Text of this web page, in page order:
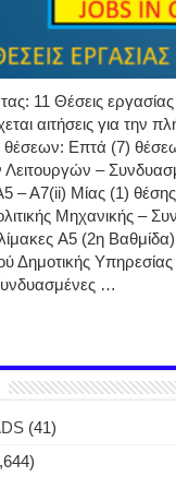
11 Θέσεις
αιτήσεις για την
θέσεων: Επτά (7)
–
– Α7(ii) Μίας (1) θέσης
Μηχανικής –
Α5 (2η
Δημοτικής
…
(41)